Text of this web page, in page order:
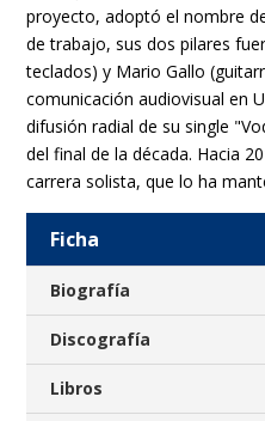
proyecto, adoptó el nombre
de trabajo, sus dos pilares
teclados) y Mario Gallo
comunicación audiovisual en
difusión radial de su single
del final de la década. Hacia
carrera solista, que lo ha
Ficha
Biografía
Discografía
Libros